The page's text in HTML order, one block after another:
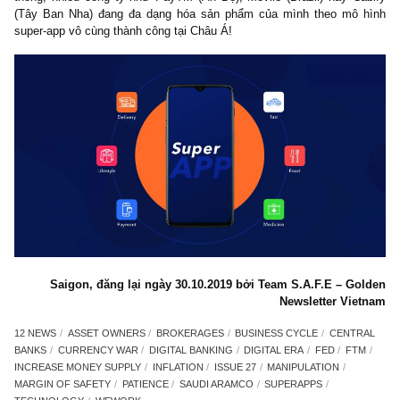
thường nghĩ ngay đến Châu Á/Đông Nam Á như WeChat, Didi,
chung. Giờ đây, sau khi đạt được thị phần nhất định trong mảng
thống, nhiều công ty như PayTM (Ấn Độ), Movile (Brazil) hay